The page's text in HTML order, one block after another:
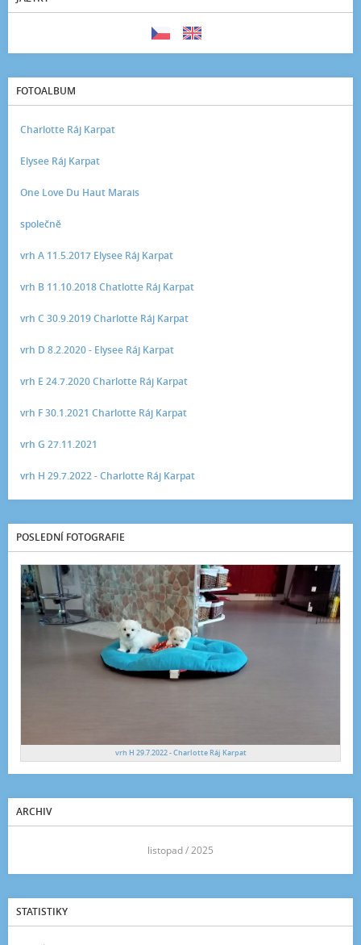
FOTOALBUM
Charlotte Ráj Karpat
Elysee Ráj Karpat
One Love Du Haut Marais
společně
vrh A 11.5.2017 Elysee Ráj Karpat
vrh B 11.10.2018 Chatlotte Ráj Karpat
vrh C 30.9.2019 Charlotte Ráj Karpat
vrh D 8.2.2020 - Elysee Ráj Karpat
vrh E 24.7.2020 Charlotte Ráj Karpat
vrh F 30.1.2021 Charlotte Ráj Karpat
vrh G 27.11.2021
vrh H 29.7.2022 - Charlotte Ráj Karpat
POSLEDNÍ FOTOGRAFIE
vrh H 29.7.2022 - Charlotte Ráj Karpat
ARCHIV
listopad / 2025
STATISTIKY